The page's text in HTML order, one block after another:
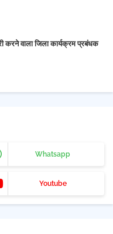
करने वाला जिला कार्यक्रम प्रबंधक
Whatsapp
Youtube